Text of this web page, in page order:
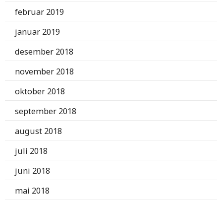
februar 2019
januar 2019
desember 2018
november 2018
oktober 2018
september 2018
august 2018
juli 2018
juni 2018
mai 2018